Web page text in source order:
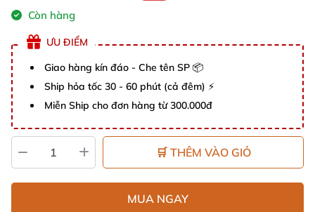
Còn hàng
ƯU ĐIỂM
Giao hàng kín đáo - Che tên SP 📦
Ship hỏa tốc 30 - 60 phút (cả đêm) ⚡
Miễn Ship cho đơn hàng từ 300.000đ
🛒 THÊM VÀO GIỎ
MUA NGAY